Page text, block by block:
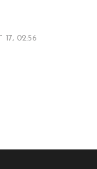
17, 02:56